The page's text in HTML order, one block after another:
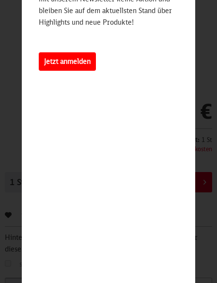
89,00 €
Inhalt: 1 St
zzgl. Versandkosten
Hinterlegen Sie Ihre Email Adresse und bleiben Sie stets über
diesen Artikel informiert.
bleiben Sie auf dem aktuellsten Stand über
Highlights und neue Produkte!
Jetzt anmelden